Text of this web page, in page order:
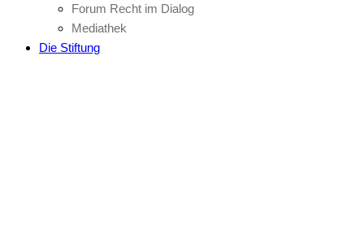
Forum Recht im Dialog
Mediathek
Die Stiftung